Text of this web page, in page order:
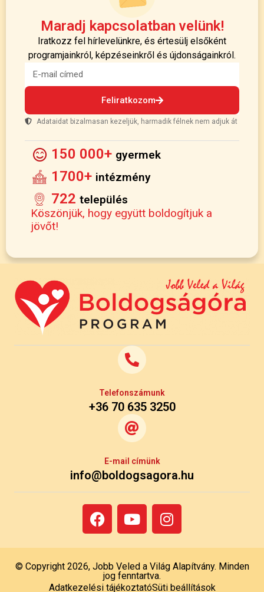
Maradj kapcsolatban velünk!
Iratkozz fel hírlevelünkre, és értesülj elsőként
programjainkról, képzéseinkről és újdonságainkról.
Feliratkozom
Adataidat bizalmasan kezeljük, harmadik félnek nem adjuk át
150 000+ gyermek
1700+ intézmény
722 település
Köszönjük, hogy együtt boldogítjuk a
jövőt!
Telefonszámunk
+36 70 635 3250
E-mail címünk
info@boldogsagora.hu
© Copyright 2026, Jobb Veled a Világ Alapítvány. Minden
jog fenntartva.
Adatkezelési tájékoztatóSüti beállítások